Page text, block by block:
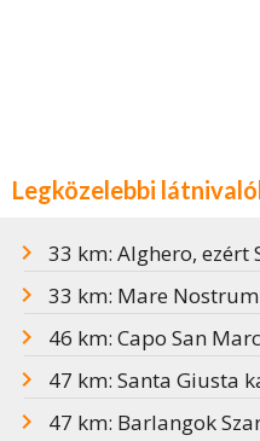
Legközelebbi
33 km: Alghero, ezért
33 km: Mare
46 km: Capo San
47 km: Santa Giusta
47 km: Barlangok